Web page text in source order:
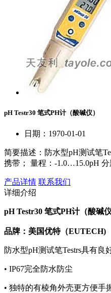
pH Testr30 笔式PH计（酸碱仪）
日期：1970-01-01
简要描述： 防水型pH测试笔
携带； 量程：-1.0…15.0pH 分
产品详情 联系我们
详细介绍
pH Testr30 笔式PH计（酸碱仪
品牌：美国优特（EUTECH)
防水型pH测试笔Testrs具有良
• IP67完全防水防尘
• 独特的有棱角外壳更方便手